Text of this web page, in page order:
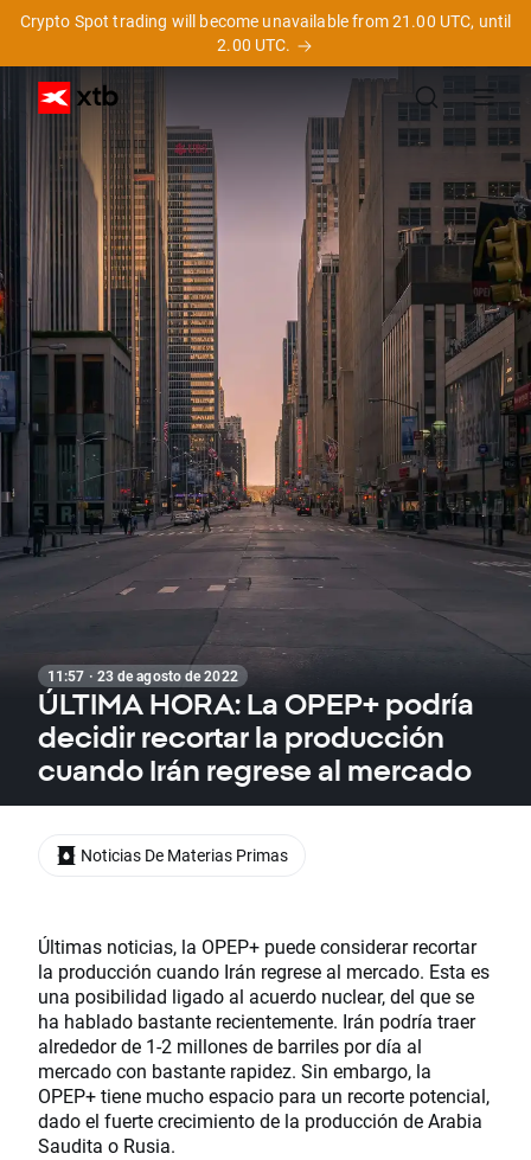
Crypto Spot trading will become unavailable from 21.00 UTC, until
2.00 UTC.
11:57 · 23 de agosto de 2022
ÚLTIMA HORA: La OPEP+ podría
decidir recortar la producción
cuando Irán regrese al mercado
Últimas noticias, la OPEP+ puede considerar recortar
la producción cuando Irán regrese al mercado. Esta es
una posibilidad ligado al acuerdo nuclear, del que se
ha hablado bastante recientemente. Irán podría traer
alrededor de 1-2 millones de barriles por día al
mercado con bastante rapidez. Sin embargo, la
OPEP+ tiene mucho espacio para un recorte potencial,
dado el fuerte crecimiento de la producción de Arabia
Saudita o Rusia.
Noticias De Materias Primas